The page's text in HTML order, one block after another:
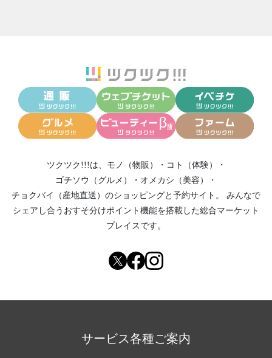
ツクツク!!!は、 モノ（物販） ・ コト（体験）
・
ゴチソウ（グルメ）
・ オメカシ（美容）
・
チョクバイ（産地直送） のショッピングと予約サイト。
みんなで
シェアし合う おすそ分けポイント機能を搭載した総合マーケット
プレイスです。
サービス各種ご案内